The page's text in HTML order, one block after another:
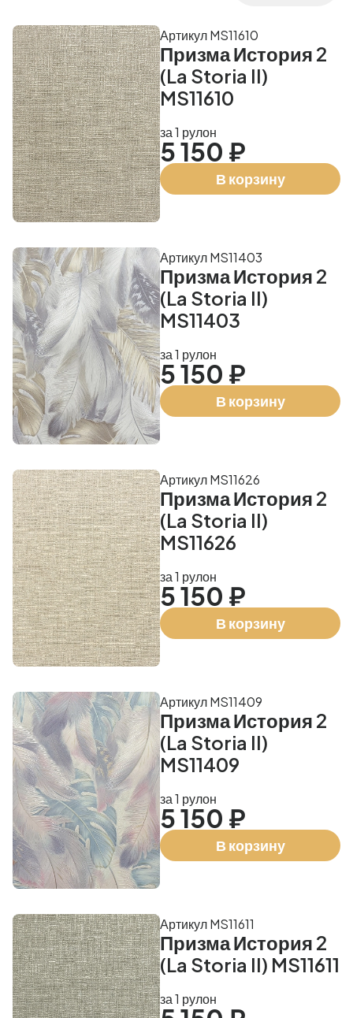
Призма История 2
(La Storia II)
MS11610
Артикул MS11610
за 1 рулон
5 150 ₽
В корзину
Призма История 2
(La Storia II)
MS11403
Артикул MS11403
за 1 рулон
5 150 ₽
В корзину
Призма История 2
(La Storia II)
MS11626
Артикул MS11626
за 1 рулон
5 150 ₽
В корзину
Призма История 2
(La Storia II)
MS11409
Артикул MS11409
за 1 рулон
5 150 ₽
В корзину
Призма История 2
(La Storia II) MS11611
Артикул MS11611
за 1 рулон